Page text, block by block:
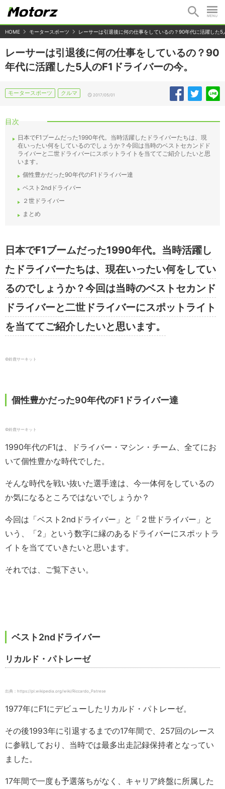
HOME モータースポーツ レーサーは引退後に何の仕事をしているの？90年代に活躍した5
レーサーは引退後に何の仕事をしているの？90
年代に活躍した5人のF1ドライバーの今。
モータースポーツ クルマ 2017/05/01
目次
日本でF1ブームだった1990年代。当時活躍したドライバーたちは、現
在いったい何をしているのでしょうか？今回は当時のベストセカンドド
ライバーと二世ドライバーにスポットライトを当ててご紹介したいと思
います。
個性豊かだった90年代のF1ドライバー達
ベスト2ndドライバー
２世ドライバー
まとめ
日本でF1ブームだった1990年代。当時活躍し
たドライバーたちは、現在いったい何をしてい
るのでしょうか？今回は当時のベストセカンド
ドライバーと二世ドライバーにスポットライト
を当ててご紹介したいと思います。
©︎鈴鹿サーキット
個性豊かだった90年代のF1ドライバー達
©︎鈴鹿サーキット
1990年代のF1は、ドライバー・マシン・チーム、全てにお
いて個性豊かな時代でした。
そんな時代を戦い抜いた選手達は、今一体何をしているの
か気になるところではないでしょうか？
今回は「ベスト2ndドライバー」と「２世ドライバー」と
いう、「2」という数字に縁のあるドライバーにスポットラ
イトを当てていきたいと思います。
それでは、ご覧下さい。
ベスト2ndドライバー
リカルド・パトレーゼ
出典：https://pl.wikipedia.org/wiki/Riccardo_Patrese
1977年にF1にデビューしたリカルド・パトレーゼ。
その後1993年に引退するまでの17年間で、257回のレース
に参戦しており、当時では最多出走記録保持者となってい
ました。
17年間で一度も予選落ちがなく、キャリア終盤に所属した